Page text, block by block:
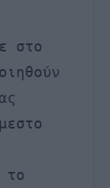
στο
το